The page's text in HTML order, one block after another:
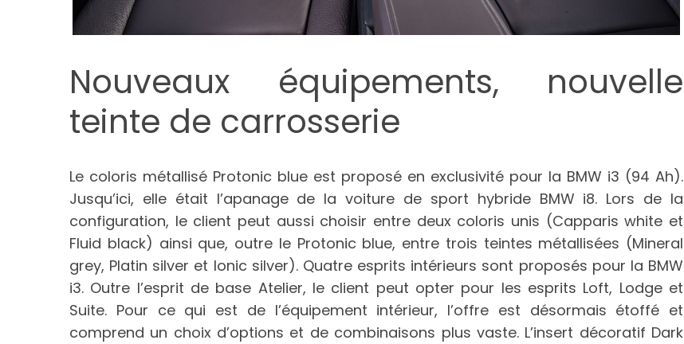
Nouveaux équipements, nouvelle
teinte de carrosserie
Le coloris métallisé Protonic blue est proposé en exclusivité pour la BMW i3 (94 Ah).
Jusqu’ici, elle était l’apanage de la voiture de sport hybride BMW i8. Lors de la
configuration, le client peut aussi choisir entre deux coloris unis (Capparis white et
Fluid black) ainsi que, outre le Protonic blue, entre trois teintes métallisées (Mineral
grey, Platin silver et Ionic silver). Quatre esprits intérieurs sont proposés pour la BMW
i3. Outre l’esprit de base Atelier, le client peut opter pour les esprits Loft, Lodge et
Suite. Pour ce qui est de l’équipement intérieur, l’offre est désormais étoffé et
comprend un choix d’options et de combinaisons plus vaste. L’insert décoratif Dark